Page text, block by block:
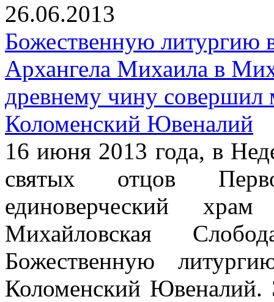
26.06.2013
Божественную литургию
Архангела Михаила в
древнему чину
Коломенский Ювеналий
16 июня 2013 года, в
святых отцов
единоверческий
Михайловская
Божественную
Коломенский Ювеналий.